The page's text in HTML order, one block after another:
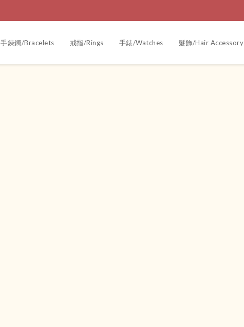
手鍊鐲/Bracelets 戒指/Rings 手錶/Watches 髮飾/Hair Accessory